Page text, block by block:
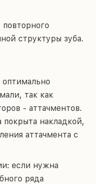
структуры зуба.
так как
- аттачментов.
накладкой,
аттачмента с
если нужна
ряда